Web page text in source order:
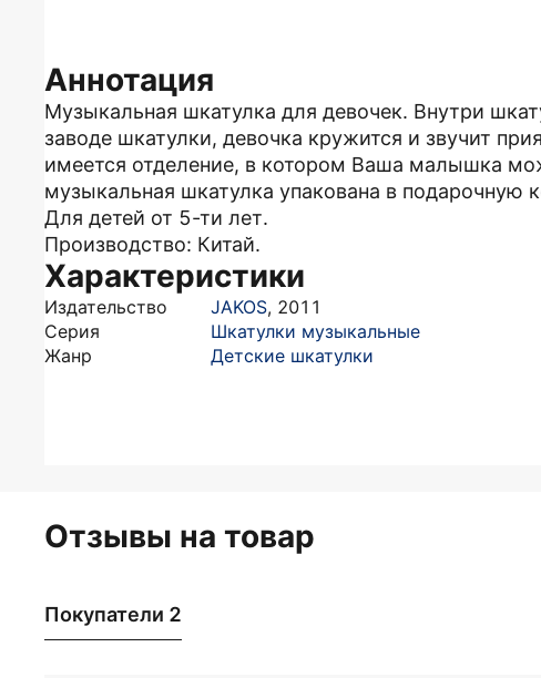
Аннотация
Музыкальная шкатулка для девочек. Внутри
заводе шкатулки, девочка кружится и звучит
имеется отделение, в котором Ваша малышка
музыкальная шкатулка упакована в подарочную
Для детей от 5-ти лет.
Производство: Китай.
Характеристики
Издательство JAKOS, 2011
Серия
Шкатулки музыкальные
Жанр
Детские шкатулки
Отзывы на товар
Покупатели 2